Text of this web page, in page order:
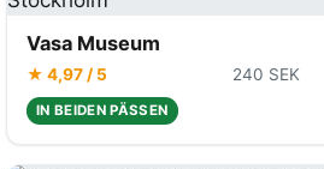
Vasa Museum
★ 4,97 / 5 240 SEK
IN BEIDEN PÄSSEN